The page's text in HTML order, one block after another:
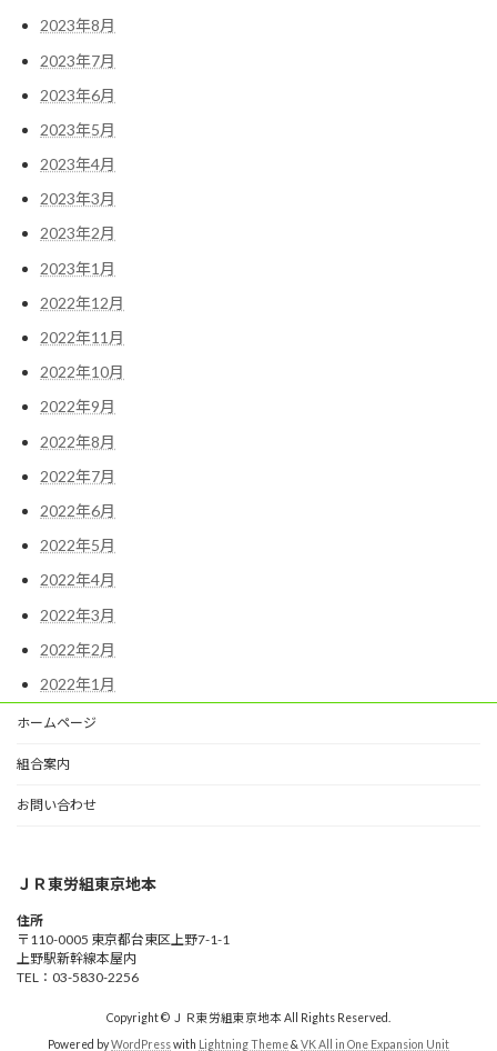
2023年8月
2023年7月
2023年6月
2023年5月
2023年4月
2023年3月
2023年2月
2023年1月
2022年12月
2022年11月
2022年10月
2022年9月
2022年8月
2022年7月
2022年6月
2022年5月
2022年4月
2022年3月
2022年2月
2022年1月
ホームページ
組合案内
お問い合わせ
ＪＲ東労組東京地本
住所
〒110-0005 東京都台東区上野7-1-1
上野駅新幹線本屋内
TEL：03-5830-2256
Copyright © ＪＲ東労組東京地本 All Rights Reserved.
Powered byWordPresswith Lightning Theme& VK All in One Expansion Unit